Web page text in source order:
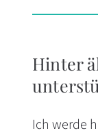
Hinter
Ich werde